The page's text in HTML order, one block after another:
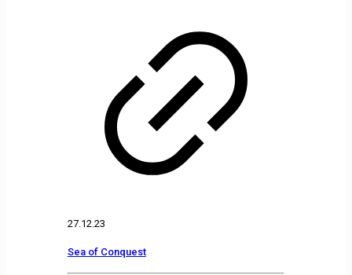
27.12.23
Sea of Conquest